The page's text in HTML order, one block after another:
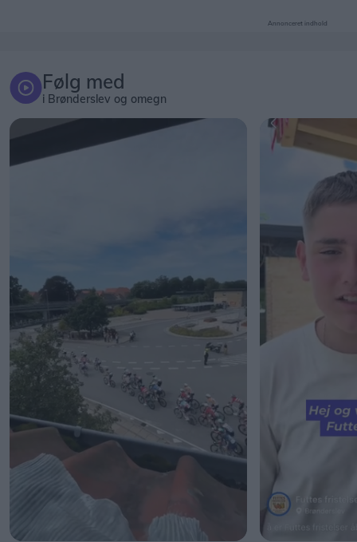
Annonceret indhold
Følg med
i Brønderslev og omegn